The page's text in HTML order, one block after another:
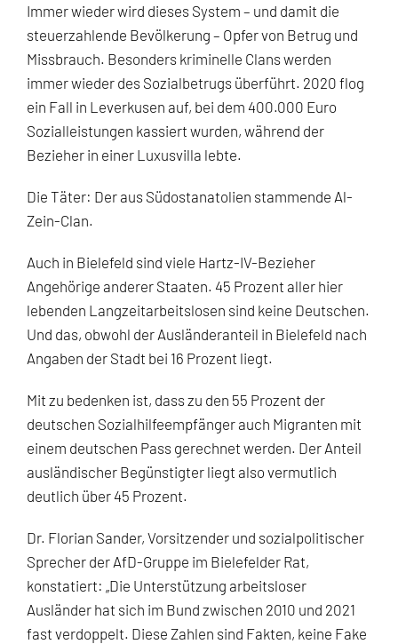
Immer wieder wird dieses System – und damit die
steuerzahlende Bevölkerung – Opfer von Betrug und
Missbrauch. Besonders kriminelle Clans werden
immer wieder des Sozialbetrugs überführt. 2020 flog
ein Fall in Leverkusen auf, bei dem 400.000 Euro
Sozialleistungen kassiert wurden, während der
Bezieher in einer Luxusvilla lebte.
Die Täter: Der aus Südostanatolien stammende Al-
Zein-Clan.
Auch in Bielefeld sind viele Hartz-IV-Bezieher
Angehörige anderer Staaten. 45 Prozent aller hier
lebenden Langzeitarbeitslosen sind keine Deutschen.
Und das, obwohl der Ausländeranteil in Bielefeld nach
Angaben der Stadt bei 16 Prozent liegt.
Mit zu bedenken ist, dass zu den 55 Prozent der
deutschen Sozialhilfeempfänger auch Migranten mit
einem deutschen Pass gerechnet werden. Der Anteil
ausländischer Begünstigter liegt also vermutlich
deutlich über 45 Prozent.
Dr. Florian Sander, Vorsitzender und sozialpolitischer
Sprecher der AfD-Gruppe im Bielefelder Rat,
konstatiert: „Die Unterstützung arbeitsloser
Ausländer hat sich im Bund zwischen 2010 und 2021
fast verdoppelt. Diese Zahlen sind Fakten, keine Fake